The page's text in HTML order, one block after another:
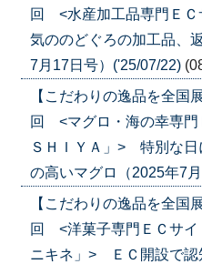
回 <水産加工品専門Ｅ
気ののどぐろの加工品、
7月17日号）('25/07/22)
【こだわりの逸品を全国
回 <マグロ・海の幸専門
ＳＨＩＹＡ」> 特別な日
の高いマグロ（2025年7
【こだわりの逸品を全国
回 <洋菓子専門ＥＣサ
ニキネ」> ＥＣ開設で認